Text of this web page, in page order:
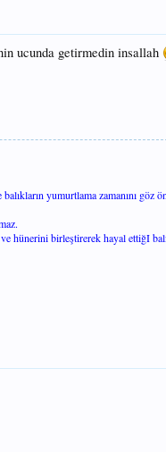
ucunda getirmedin insallah
yumurtlama zamanını göz
hünerini birleştirerek hayal ettiğI